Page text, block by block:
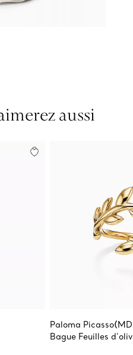
aussi
Paloma
Bague Feuilles